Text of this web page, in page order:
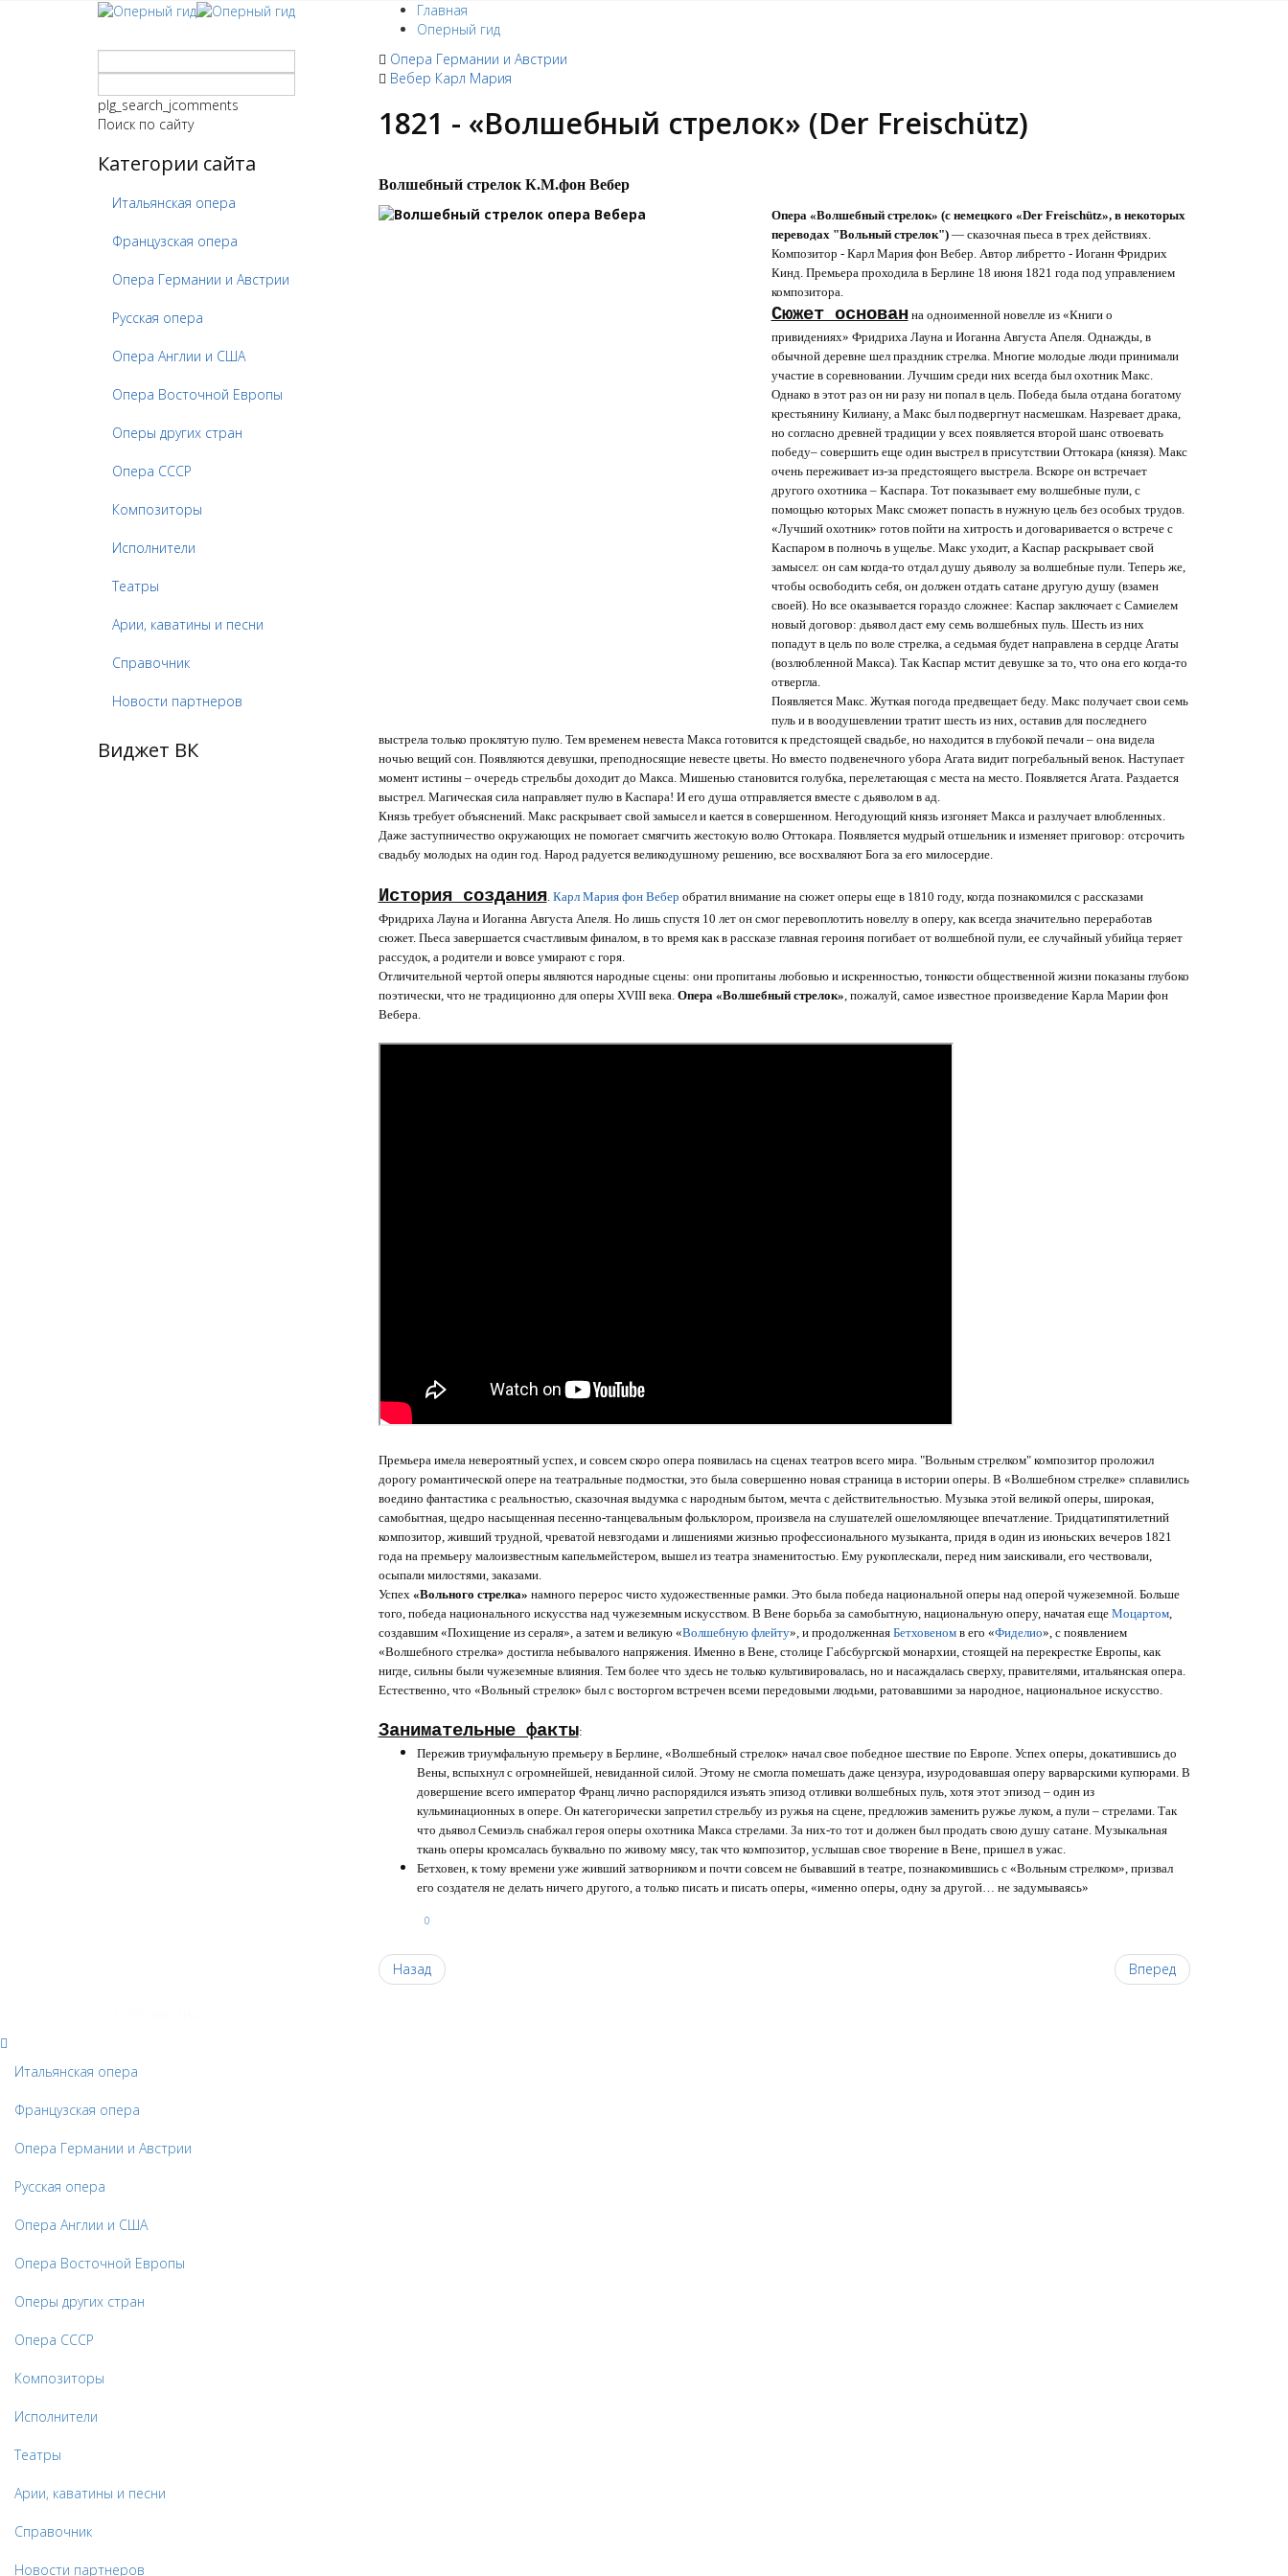
Главная
Оперный гид
plg_search_jcomments
Поиск по сайту
Категории сайта
Итальянская опера
Французская опера
Опера Германии и Австрии
Русская опера
Опера Англии и США
Опера Восточной Европы
Оперы других стран
Опера СССР
Композиторы
Исполнители
Театры
Арии, каватины и песни
Справочник
Новости партнеров
Виджет ВК
Опера Германии и Австрии
Вебер Карл Мария
1821 - «Волшебный стрелок» (Der Freischütz)
Волшебный стрелок К.М.фон Вебер
Опера «Волшебный стрелок» (с немецкого «Der Freischütz», в некоторых
переводах "Вольный стрелок")— сказочная пьеса в трех действиях.
Композитор - Карл Мария фон Вебер. Автор либретто - Иоганн Фридрих
Кинд. Премьера проходила в Берлине 18 июня 1821 года под управлением
композитора.
Сюжет основан на одноименной новелле из «Книги о
привидениях» Фридриха Лауна и Иоганна Августа Апеля. Однажды, в
обычной деревне шел праздник стрелка. Многие молодые люди принимали
участие в соревновании. Лучшим среди них всегда был охотник Макс.
Однако в этот раз он ни разу ни попал в цель. Победа была отдана богатому
крестьянину Килиану, а Макс был подвергнут насмешкам. Назревает драка,
но согласно древней традиции у всех появляется второй шанс отвоевать
победу– совершить еще один выстрел в присутствии Оттокара (князя). Макс
очень переживает из-за предстоящего выстрела. Вскоре он встречает
другого охотника – Каспара. Тот показывает ему волшебные пули, с
помощью которых Макс сможет попасть в нужную цель без особых трудов.
«Лучший охотник» готов пойти на хитрость и договаривается о встрече с
Каспаром в полночь в ущелье. Макс уходит, а Каспар раскрывает свой
замысел: он сам когда-то отдал душу дьяволу за волшебные пули. Теперь же,
чтобы освободить себя, он должен отдать сатане другую душу (взамен
своей). Но все оказывается гораздо сложнее: Каспар заключает с Самиелем
новый договор: дьявол даст ему семь волшебных пуль. Шесть из них
попадут в цель по воле стрелка, а седьмая будет направлена в сердце Агаты
(возлюбленной Макса). Так Каспар мстит девушке за то, что она его когда-то
отвергла.
Появляется Макс. Жуткая погода предвещает беду. Макс получает свои семь
пуль и в воодушевлении тратит шесть из них, оставив для последнего
выстрела только проклятую пулю. Тем временем невеста Макса готовится к предстоящей свадьбе, но находится в глубокой печали – она видела
ночью вещий сон. Появляются девушки, преподносящие невесте цветы. Но вместо подвенечного убора Агата видит погребальный венок. Наступает
момент истины – очередь стрельбы доходит до Макса. Мишенью становится голубка, перелетающая с места на место. Появляется Агата. Раздается
выстрел. Магическая сила направляет пулю в Каспара! И его душа отправляется вместе с дьяволом в ад.
Князь требует объяснений. Макс раскрывает свой замысел и кается в совершенном. Негодующий князь изгоняет Макса и разлучает влюбленных.
Даже заступничество окружающих не помогает смягчить жестокую волю Оттокара. Появляется мудрый отшельник и изменяет приговор: отсрочить
свадьбу молодых на один год. Народ радуется великодушному решению, все восхваляют Бога за его милосердие.
История создания. Карл Мария фон Вебер обратил внимание на сюжет оперы еще в 1810 году, когда познакомился с рассказами
Фридриха Лауна и Иоганна Августа Апеля. Но лишь спустя 10 лет он смог перевоплотить новеллу в оперу, как всегда значительно переработав
сюжет. Пьеса завершается счастливым финалом, в то время как в рассказе главная героиня погибает от волшебной пули, ее случайный убийца теряет
рассудок, а родители и вовсе умирают с горя.
Отличительной чертой оперы являются народные сцены: они пропитаны любовью и искренностью, тонкости общественной жизни показаны глубоко
поэтически, что не традиционно для оперы XVIII века. Опера «Волшебный стрелок», пожалуй, самое известное произведение Карла Марии фон
Вебера.
Премьера имела невероятный успех, и совсем скоро опера появилась на сценах театров всего мира. "Вольным стрелком" композитор проложил
дорогу романтической опере на театральные подмостки, это была совершенно новая страница в истории оперы. В «Волшебном стрелке» сплавились
воедино фантастика с реальностью, сказочная выдумка с народным бытом, мечта с действительностью. Музыка этой великой оперы, широкая,
самобытная, щедро насыщенная песенно-танцевальным фольклором, произвела на слушателей ошеломляющее впечатление. Тридцатипятилетний
композитор, живший трудной, чреватой невзгодами и лишениями жизнью профессионального музыканта, придя в один из июньских вечеров 1821
года на премьеру малоизвестным капельмейстером, вышел из театра знаменитостью. Ему рукоплескали, перед ним заискивали, его чествовали,
осыпали милостями, заказами.
Успех «Вольного стрелка» намного перерос чисто художественные рамки. Это была победа национальной оперы над оперой чужеземной. Больше
того, победа национального искусства над чужеземным искусством. В Вене борьба за самобытную, национальную оперу, начатая еще Моцартом,
создавшим «Похищение из сераля», а затем и великую «Волшебную флейту», и продолженная Бетховеномв его «Фиделио», с появлением
«Волшебного стрелка» достигла небывалого напряжения. Именно в Вене, столице Габсбургской монархии, стоящей на перекрестке Европы, как
нигде, сильны были чужеземные влияния. Тем более что здесь не только культивировалась, но и насаждалась сверху, правителями, итальянская опера.
Естественно, что «Вольный стрелок» был с восторгом встречен всеми передовыми людьми, ратовавшими за народное, национальное искусство.
Занимательные факты:
Пережив триумфальную премьеру в Берлине, «Волшебный стрелок» начал свое победное шествие по Европе. Успех оперы, докатившись до
Вены, вспыхнул с огромнейшей, невиданной силой. Этому не смогла помешать даже цензура, изуродовавшая оперу варварскими купюрами. В
довершение всего император Франц лично распорядился изъять эпизод отливки волшебных пуль, хотя этот эпизод – один из
кульминационных в опере. Он категорически запретил стрельбу из ружья на сцене, предложив заменить ружье луком, а пули – стрелами. Так
что дьявол Семиэль снабжал героя оперы охотника Макса стрелами. За них-то тот и должен был продать свою душу сатане. Музыкальная
ткань оперы кромсалась буквально по живому мясу, так что композитор, услышав свое творение в Вене, пришел в ужас.
Бетховен, к тому времени уже живший затворником и почти совсем не бывавший в театре, познакомившись с «Вольным стрелком», призвал
его создателя не делать ничего другого, а только писать и писать оперы, «именно оперы, одну за другой… не задумываясь»
0
Назад Вперед
Итальянская опера
Французская опера
Опера Германии и Австрии
Русская опера
Опера Англии и США
Опера Восточной Европы
Оперы других стран
Опера СССР
Композиторы
Исполнители
Театры
Арии, каватины и песни
Справочник
Новости партнеров